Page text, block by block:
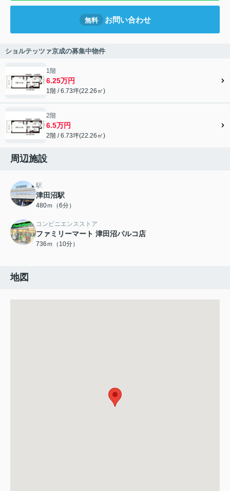
無料 お問い合わせ
ショルテッツァ京成の募集中物件
1階
6.25万円
1階 / 6.73坪(22.26㎡)
2階
6.5万円
2階 / 6.73坪(22.26㎡)
周辺施設
駅
津田沼駅
480ｍ（6分）
コンビニエンスストア
ファミリーマート 津田沼パルコ店
736ｍ（10分）
地図